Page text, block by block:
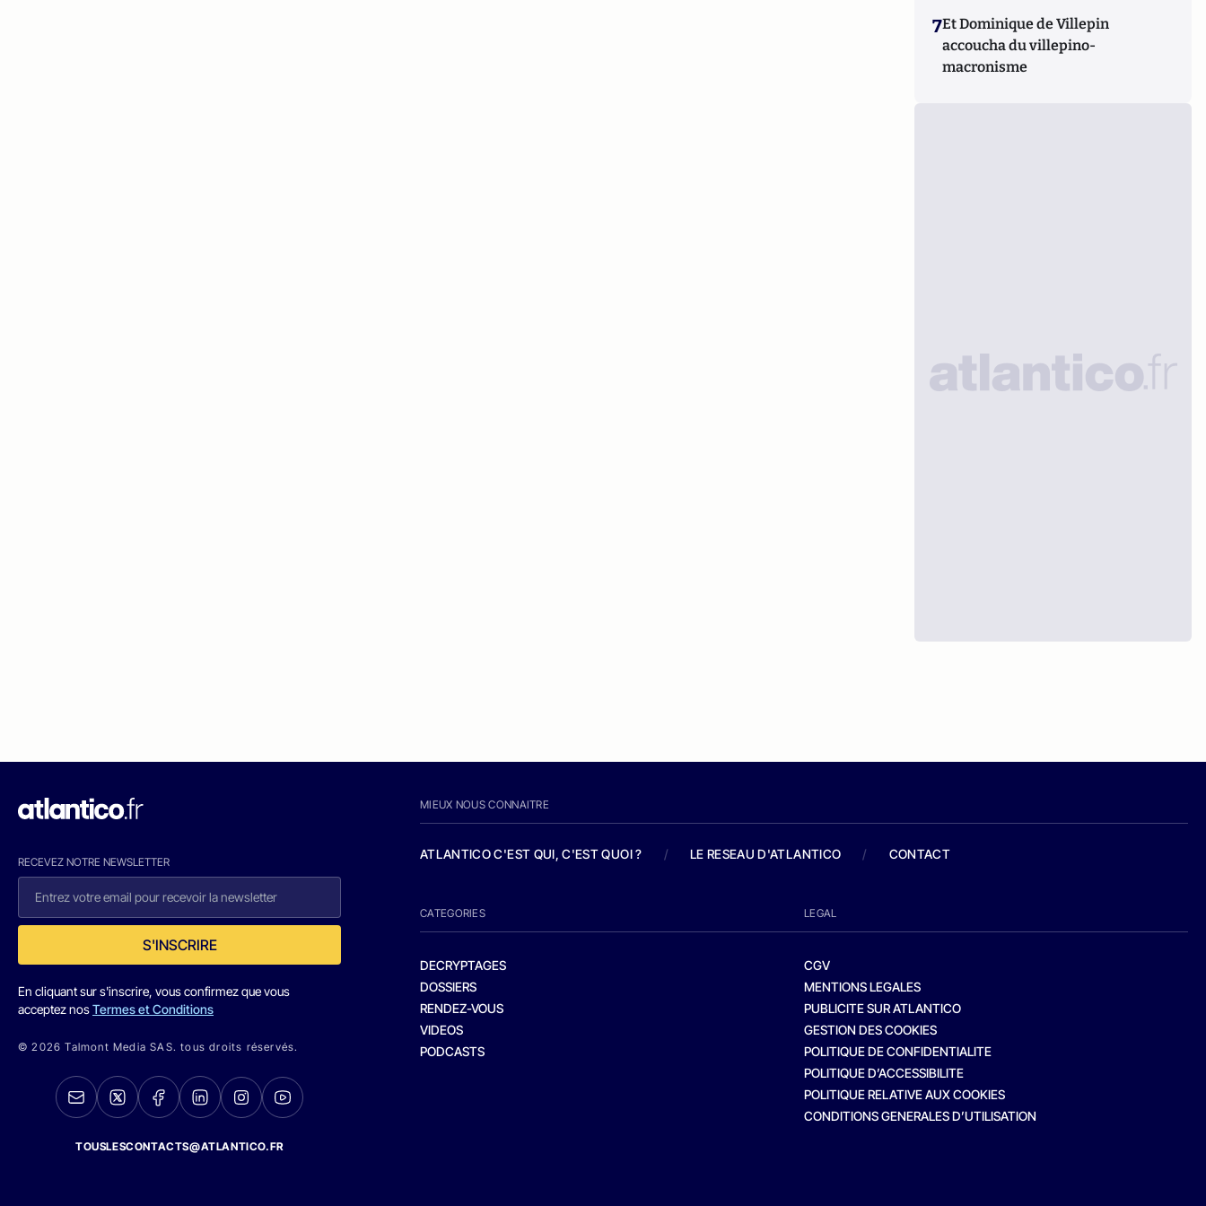
7Et Dominique de Villepin
accoucha du villepino-
macronisme
RECEVEZ NOTRE NEWSLETTER
S'INSCRIRE
En cliquant sur s'inscrire, vous confirmez que vous
acceptez nosTermes et Conditions
© 2026 Talmont Media SAS. tous droits réservés.
TOUSLESCONTACTS@ATLANTICO.FR
MIEUX NOUS CONNAITRE
ATLANTICO C'EST QUI, C'EST QUOI ? / LE RESEAU D'ATLANTICO / CONTACT
CATEGORIES
DECRYPTAGES
DOSSIERS
RENDEZ-VOUS
VIDEOS
PODCASTS
LEGAL
CGV
MENTIONS LEGALES
PUBLICITE SUR ATLANTICO
GESTION DES COOKIES
POLITIQUE DE CONFIDENTIALITE
POLITIQUE D’ACCESSIBILITE
POLITIQUE RELATIVE AUX COOKIES
CONDITIONS GENERALES D’UTILISATION